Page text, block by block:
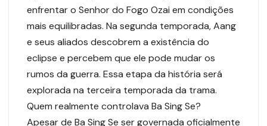
enfrentar o Senhor do Fogo Ozai em condições
mais equilibradas. Na segunda temporada, Aang
e seus aliados descobrem a existência do
eclipse e percebem que ele pode mudar os
rumos da guerra. Essa etapa da história será
explorada na terceira temporada da trama.
Quem realmente controlava Ba Sing Se?
Apesar de Ba Sing Se ser governada oficialmente